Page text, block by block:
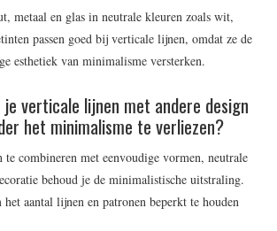
metaal en glas in neutrale kleuren zoals wit,
passen goed bij verticale lijnen, omdat ze de
esthetiek van minimalisme versterken.
je verticale lijnen met andere design
het minimalisme te verliezen?
combineren met eenvoudige vormen, neutrale
behoud je de minimalistische uitstraling.
aantal lijnen en patronen beperkt te houden